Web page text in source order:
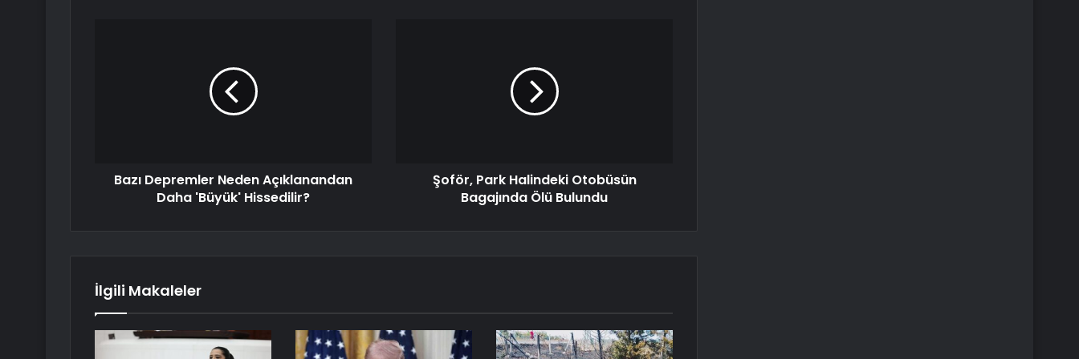
Bazı Depremler Neden Açıklanandan
Daha 'Büyük' Hissedilir?
Şoför, Park Halindeki Otobüsün
Bagajında Ölü Bulundu
İlgili Makaleler